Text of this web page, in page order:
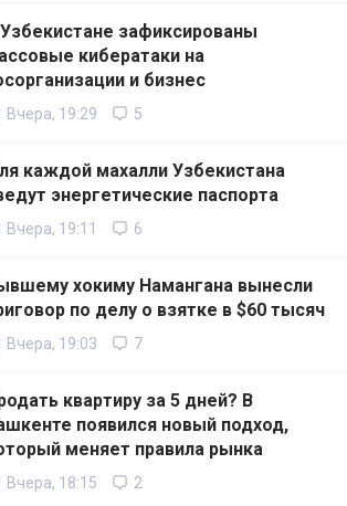
зафиксированы
кибератаки на
и бизнес
Вчера, 19:29 5
каждой махалли Узбекистана
энергетические паспорта
Вчера, 19:11 6
хокиму Намангана вынесли
по делу о взятке в $60 тысяч
Вчера, 19:03 7
квартиру за 5 дней? В
появился новый подход,
меняет правила рынка
Вчера, 18:15 2